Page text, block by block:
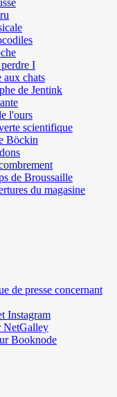
I
aux chats
de Jentink
l'ours
scientifique
Böckin
de Broussaille
du magasine
de presse concernant
Instagram
NetGalley
Booknode